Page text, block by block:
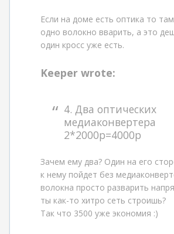
Если на доме есть оптика то
одно волокно вварить, а это
один кросс уже есть.
Keeper wrote:
4. Два оптических
медиаконвертера
2*2000р=4000р
Зачем ему два? Один на его
к нему пойдет без
волокна просто разварить
ты как-то хитро сеть строишь?
Так что 3500 уже экономия :)